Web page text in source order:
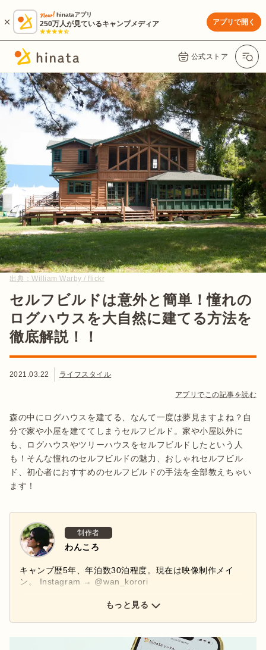
hinataアプリ
250万人が見ているキャンプメディア アプリで開く
公式ストア
出典：William Warby / flickr
セルフビルドは意外と簡単！憧れの
ログハウスを大自然に建てる方法を
徹底解説！！
2021.03.22 ライフスタイル
アプリでこの記事を読む
森の中にログハウスを建てる、なんて一度は夢見ますよね？自
分で家や小屋を建ててしまうセルフビルド。家や小屋以外に
も、ログハウスやツリーハウスをセルフビルドしたという人
も！そんな憧れのセルフビルドの魅力、おしゃれセルフビル
ド、初心者におすすめのセルフビルドの手法を全部教えちゃい
ます！
制作者
わんころ
キャンプ歴5年、年泊数30泊程度。現在は映像制作メイ
ン。 Instagram → @wan_korori
もっと見る